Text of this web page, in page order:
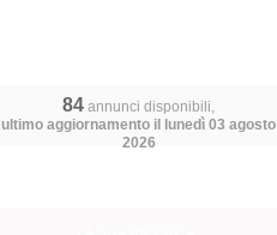
84 annunci disponibili,
ultimo aggiornamento il lunedì 03 agosto
2026